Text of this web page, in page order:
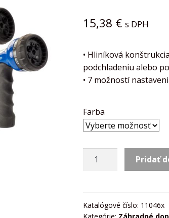
15,38 € s DPH
• Hliníková
podchladeniu alebo
• 7 možností
Farba
množstvo
Pridať
Katalógové číslo: 11046x